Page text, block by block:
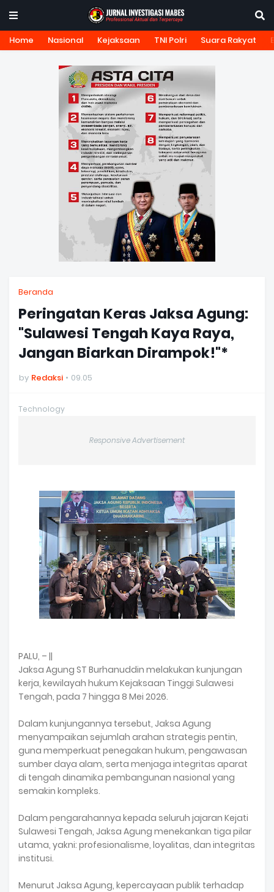
Home Nasional Kejaksaan TNI Polri Suara Rakyat
Beranda
Peringatan Keras Jaksa Agung:
"Sulawesi Tengah Kaya Raya,
Jangan Biarkan Dirampok!"*
by Redaksi 09.05
Technology
Responsive Advertisement
PALU, – ||
Jaksa Agung ST Burhanuddin melakukan kunjungan
kerja, kewilayah hukum Kejaksaan Tinggi Sulawesi
Tengah, pada 7 hingga 8 Mei 2026.
Dalam kunjungannya tersebut, Jaksa Agung
menyampaikan sejumlah arahan strategis pentin,
guna memperkuat penegakan hukum, pengawasan
sumber daya alam, serta menjaga integritas aparat
di tengah dinamika pembangunan nasional yang
semakin kompleks.
Dalam pengarahannya kepada seluruh jajaran Kejati
Sulawesi Tengah, Jaksa Agung menekankan tiga pilar
utama, yakni: profesionalisme, loyalitas, dan integritas
institusi.
Menurut Jaksa Agung, kepercayaan publik terhadap